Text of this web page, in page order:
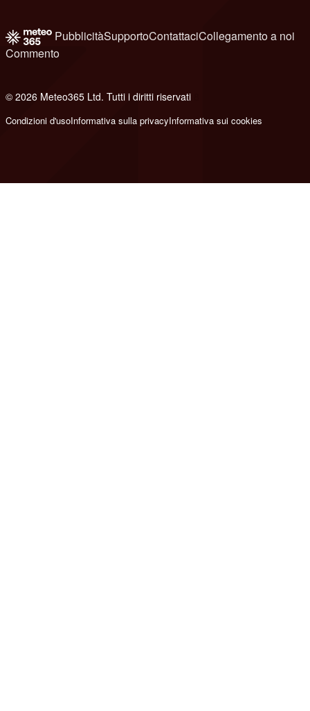
PubblicitàSupportoContattaciCollegamento a noi
Commento
© 2026 Meteo365 Ltd. Tutti i diritti riservati
Condizioni d'usoInformativa sulla privacyInformativa sui cookies